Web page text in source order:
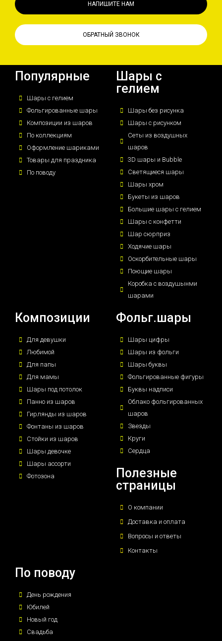
НАПИШИТЕ НАМ
ОБРАТНЫЙ ЗВОНОК
Популярные
Шары с гелием
Фольгированные шары
Композиции из шаров
По коллекциям
Оформление шариками
Товары для праздника
По поводу
Шары с
гелием
Шары без рисунка
Шары с рисунком
Сеты из воздушных
шаров
3D шары и Bubble
Светящиеся шары
Шары хром
Букеты из шаров
Большие шары с гелием
Шары с конфетти
Шар сюрприз
Ходячие шары
Оскорбительные шары
Поющие шары
Коробка с воздушынми
шарами
Композиции
Для девушки
Любимой
Для папы
Для мамы
Шары под потолок
Панно из шаров
Гирлянды из шаров
Фонтаны из шаров
Стойки из шаров
Шары девочке
Шары ассорти
Фотозона
Фольг.шары
Шары цифры
Шары из фольги
Шары буквы
Фольгированные фигуры
Буквы надписи
Облако фольгированных
шаров
Звезды
Круги
Сердца
Полезные
страницы
О компании
Доставка и оплата
Вопросы и ответы
Контакты
По поводу
День рождения
Юбилей
Новый год
Свадьба